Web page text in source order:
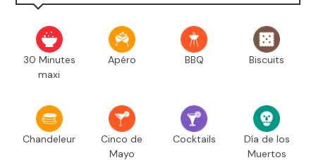
30 Minutes
maxi
Apéro BBQ Biscuits
Chandeleur
Cinco de
Mayo
Cocktails
Día de los
Muertos